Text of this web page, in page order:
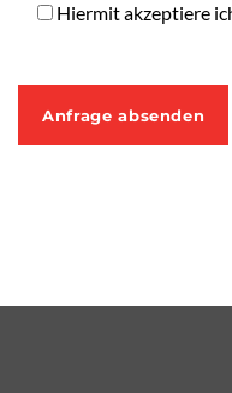
Hiermit akzeptiere